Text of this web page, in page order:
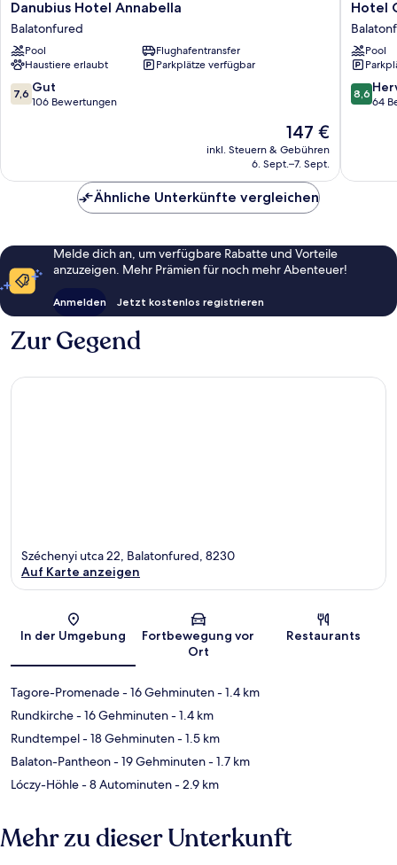
Danubius
Hotel
Annabella
Balatonfured
Danubius Hotel Annabella
Balatonfured
Pool
Flughafentransfer
Haustiere erlaubt
Parkplätze verfügbar
7.6
von
7,6 Gut
106 Bewertungen
Der
Preis
beträgt
147 €
inkl. Steuern & Gebühren
6. Sept.–7. Sept.
Hotel
Golden
Lake
Resort
Hotel
Pool
8.6
von
8,6
64
Ähnliche Unterkünfte vergleichen
Melde dich an, um verfügbare Rabatte und Vorteile
anzuzeigen. Mehr Prämien für noch mehr Abenteuer!
Anmelden Jetzt kostenlos registrieren
Zur Gegend
Karte
Széchenyi utca 22, Balatonfured, 8230
Auf Karte anzeigen
In der Umgebung
Fortbewegung vor
Ort
Restaurants
Tagore-Promenade- 16 Gehminuten- 1.4 km
Rundkirche- 16 Gehminuten- 1.4 km
Rundtempel- 18 Gehminuten- 1.5 km
Balaton-Pantheon- 19 Gehminuten- 1.7 km
Lóczy-Höhle- 8 Autominuten- 2.9 km
Mehr zu dieser Unterkunft